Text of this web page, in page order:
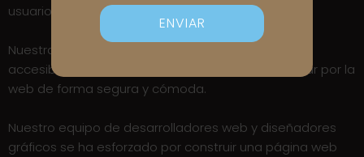
usuarios que pueden escucharlos.
Nuestra página web contiene información sobre
accesibilidad, para ayudar a los usuarios a navegar por la
web de forma segura y cómoda.
Nuestro equipo de desarrolladores web y diseñadores
gráficos se ha esforzado por construir una página web
ENVIAR